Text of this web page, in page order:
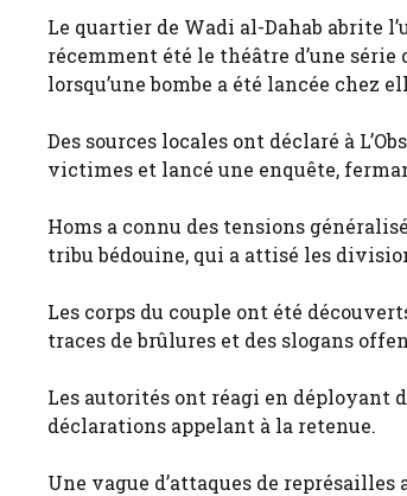
Le quartier de Wadi al-Dahab abrite
récemment été le théâtre d’une
lorsqu’une bombe a été lancée chez
Des sources locales ont déclaré à
victimes et lancé une enquête,
Homs a connu des tensions
tribu bédouine, qui a attisé les
Les corps du couple ont été
traces de brûlures et des slogans
Les autorités ont réagi en déployant
déclarations appelant à la retenue.
Une vague d’attaques de